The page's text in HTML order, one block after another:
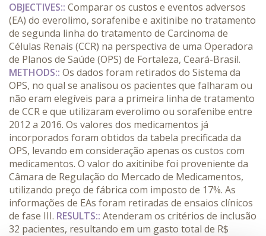
OBJECTIVES:: Comparar os custos e eventos adversos
(EA) do everolimo, sorafenibe e axitinibe no tratamento
de segunda linha do tratamento de Carcinoma de
Células Renais (CCR) na perspectiva de uma Operadora
de Planos de Saúde (OPS) de Fortaleza, Ceará-Brasil.
METHODS:: Os dados foram retirados do Sistema da
OPS, no qual se analisou os pacientes que falharam ou
não eram elegíveis para a primeira linha de tratamento
de CCR e que utilizaram everolimo ou sorafenibe entre
2012 a 2016. Os valores dos medicamentos já
incorporados foram obtidos da tabela precificada da
OPS, levando em consideração apenas os custos com
medicamentos. O valor do axitinibe foi proveniente da
Câmara de Regulação do Mercado de Medicamentos,
utilizando preço de fábrica com imposto de 17%. As
informações de EAs foram retiradas de ensaios clínicos
de fase III. RESULTS:: Atenderam os critérios de inclusão
32 pacientes, resultando em um gasto total de R$